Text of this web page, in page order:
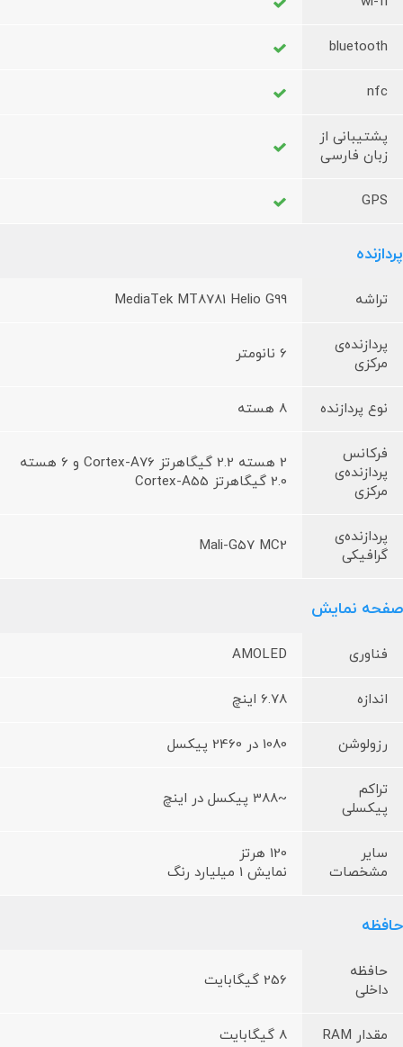
bluetooth
nfc
پشتیبانی از
زبان فارسی
GPS
پردازنده
تراشه MediaTek MT8781 Helio G99
پردازنده‌ی
مرکزی
6 نانومتر
نوع پردازنده 8 هسته
فرکانس
پردازنده‌ی
مرکزی
2 هسته 2.2 گیگاهرتز Cortex-A76 و 6 هسته
2.0 گیگاهرتز Cortex-A55
پردازنده‌ی
گرافیکی
Mali-G57 MC2
صفحه نمایش
فناوری AMOLED
اندازه 6.78 اینچ
رزولوشن 1080 در 2460 پیکسل
تراکم
پیکسلی
~388 پیکسل در اینچ
سایر
مشخصات
120 هرتز
نمایش 1 میلیارد رنگ
حافظه
حافظه
داخلی
256 گیگابایت
مقدار RAM 8 گیگابایت